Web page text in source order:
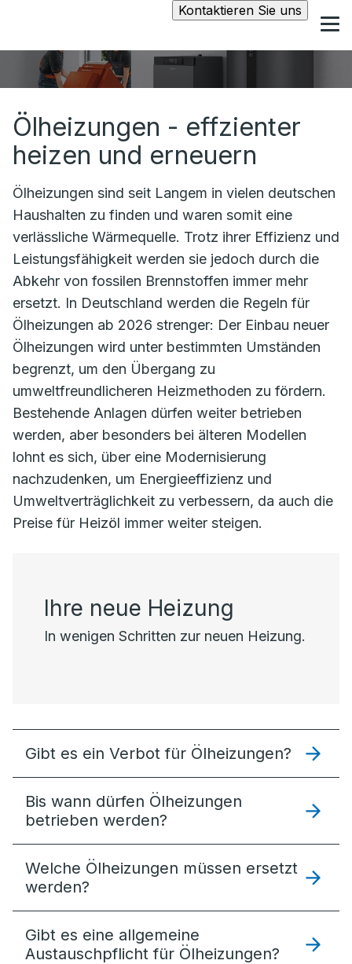
Kontaktieren Sie uns
Ölheizungen - effzienter
heizen und erneuern
Ölheizungen sind seit Langem in vielen deutschen
Haushalten zu finden und waren somit eine
verlässliche Wärmequelle. Trotz ihrer Effizienz und
Leistungsfähigkeit werden sie jedoch durch die
Abkehr von fossilen Brennstoffen immer mehr
ersetzt. In Deutschland werden die Regeln für
Ölheizungen ab 2026 strenger: Der Einbau neuer
Ölheizungen wird unter bestimmten Umständen
begrenzt, um den Übergang zu
umweltfreundlicheren Heizmethoden zu fördern.
Bestehende Anlagen dürfen weiter betrieben
werden, aber besonders bei älteren Modellen
lohnt es sich, über eine Modernisierung
nachzudenken, um Energieeffizienz und
Umweltverträglichkeit zu verbessern, da auch die
Preise für Heizöl immer weiter steigen.
Ihre neue Heizung
In wenigen Schritten zur neuen Heizung.
Gibt es ein Verbot für Ölheizungen?
Bis wann dürfen Ölheizungen
betrieben werden?
Welche Ölheizungen müssen ersetzt
werden?
Gibt es eine allgemeine
Austauschpflicht für Ölheizungen?